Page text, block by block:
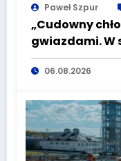
Paweł Szpur
„Cudowny
gwiazdami. W
plenerowe w
06.08.2026